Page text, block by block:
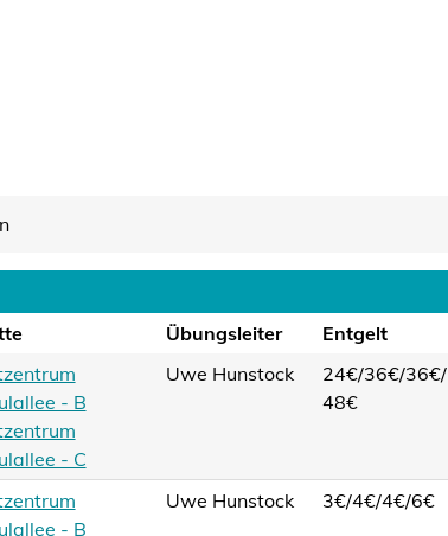
Übungsleiter Entgelt
- B
- C
Uwe Hunstock 24€/36€/36€/
48€
- B
Uwe Hunstock 3€/4€/4€/6€